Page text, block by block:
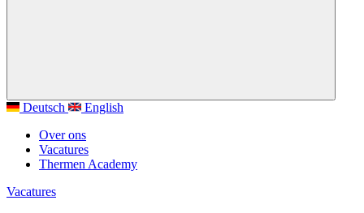
Deutsch
English
Over ons
Vacatures
Thermen Academy
Vacatures